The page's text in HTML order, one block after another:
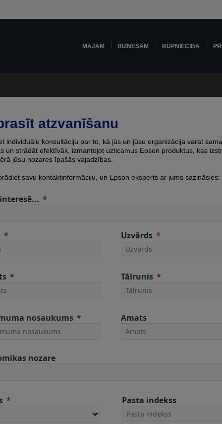
MĀJĀM BIZNESAM RŪPNIECĪBA
atzvanīšanu
individuālu konsultāciju par to, kā jūs un jūsu organizācija varat
un strādāt efektīvāk, izmantojot uzticamus Epson produktus, kas
jūsu nozares īpašās vajadzības.
savu kontaktinformāciju, un Epson eksperts ar jums sazināsies:
Uzvārds
Tālrunis
nosaukums Amats
nozare
Pasta indekss